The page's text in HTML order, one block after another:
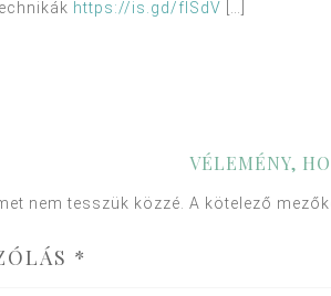
https://is.gd/fISdV
VÉLEMÉNY,
nem tesszük közzé. A kötelező
*